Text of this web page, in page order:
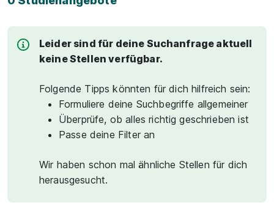
Leider sind für deine Suchanfrage aktuell
keine Stellen verfügbar.
Folgende Tipps könnten für dich hilfreich sein:
Formuliere deine Suchbegriffe allgemeiner
Überprüfe, ob alles richtig geschrieben ist
Passe deine Filter an
Wir haben schon mal ähnliche Stellen für dich
herausgesucht.